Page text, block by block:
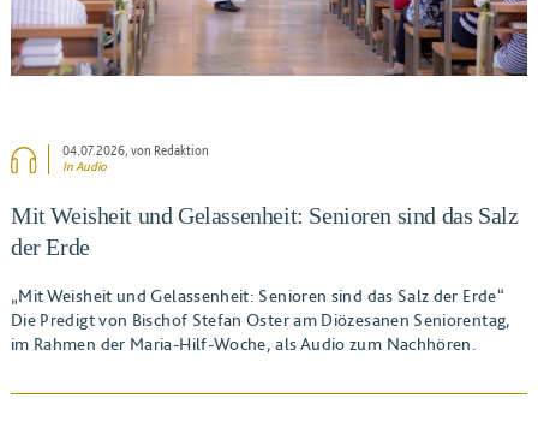
04.07.2026, von Redaktion
In Audio
Mit Weisheit und Gelassenheit: Senioren sind das Salz
der Erde
„Mit Weisheit und Gelassenheit: Senioren sind das Salz der Erde“
Die Predigt von Bischof Stefan Oster am Diözesanen Seniorentag,
im Rahmen der Maria-Hilf-Woche, als Audio zum Nachhören.